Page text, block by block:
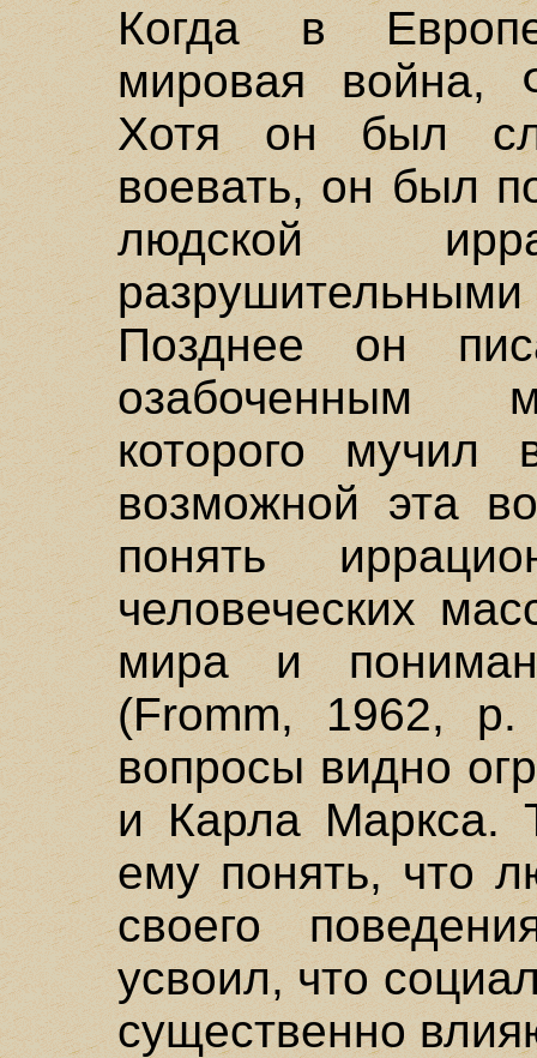
Когда в
мировая
Хотя он был
воевать, он был
людской
Позднее он
озабоченным
которого мучил
возможной эта
понять
человеческих
мира и
(Fromm, 1962,
вопросы видно
и Карла Маркса.
ему понять, что
своего
усвоил, что
существенно